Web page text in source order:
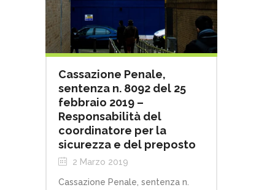
Cassazione Penale,
sentenza n. 8092 del 25
febbraio 2019 –
Responsabilità del
coordinatore per la
sicurezza e del preposto
2 Marzo 2019
Cassazione Penale, sentenza n.